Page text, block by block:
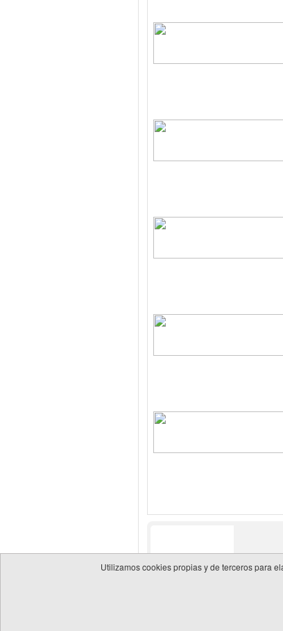
Utilizamos cookies propias y de terceros para